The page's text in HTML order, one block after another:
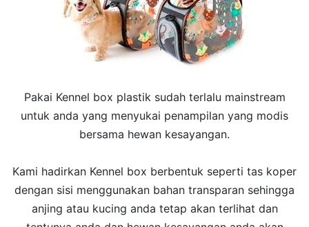
Pakai Kennel box plastik sudah terlalu mainstream
untuk anda yang menyukai penampilan yang modis
bersama hewan kesayangan.
Kami hadirkan Kennel box berbentuk seperti tas koper
dengan sisi menggunakan bahan transparan sehingga
anjing atau kucing anda tetap akan terlihat dan